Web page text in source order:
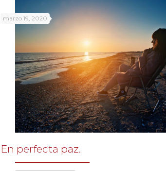
marzo 19, 2020
En perfecta paz.